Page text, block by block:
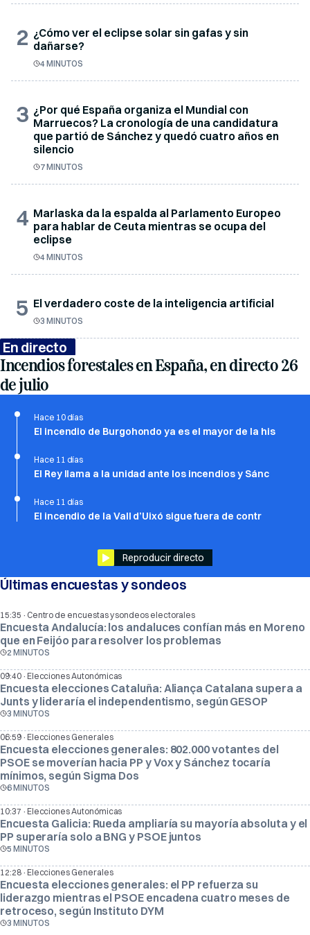
2 ¿Cómo ver el eclipse solar sin gafas y sin
dañarse?
4 MINUTOS
3 ¿Por qué España organiza el Mundial con
Marruecos? La cronología de una candidatura
que partió de Sánchez y quedó cuatro años en
silencio
7 MINUTOS
4 Marlaska da la espalda al Parlamento Europeo
para hablar de Ceuta mientras se ocupa del
eclipse
4 MINUTOS
5 El verdadero coste de la inteligencia artificial
3 MINUTOS
En directo
Incendios forestales en España, en directo 26
de julio
Hace 10 días
El incendio de Burgohondo ya es el mayor de la his
Hace 11 días
El Rey llama a la unidad ante los incendios y Sánc
Hace 11 días
El incendio de la Vall d’Uixó sigue fuera de contr
Reproducir directo
Últimas encuestas y sondeos
15:35 · Centro de encuestas y sondeos electorales
Encuesta Andalucía: los andaluces confían más en Moreno
que en Feijóo para resolver los problemas
2 MINUTOS
09:40· Elecciones Autonómicas
Encuesta elecciones Cataluña: Aliança Catalana supera a
Junts y lideraría el independentismo, según GESOP
3 MINUTOS
06:59· Elecciones Generales
Encuesta elecciones generales: 802.000 votantes del
PSOE se moverían hacia PP y Vox y Sánchez tocaría
mínimos, según Sigma Dos
6 MINUTOS
10:37 · Elecciones Autonómicas
Encuesta Galicia: Rueda ampliaría su mayoría absoluta y el
PP superaría solo a BNG y PSOE juntos
5 MINUTOS
12:28· Elecciones Generales
Encuesta elecciones generales: el PP refuerza su
liderazgo mientras el PSOE encadena cuatro meses de
retroceso, según Instituto DYM
3 MINUTOS